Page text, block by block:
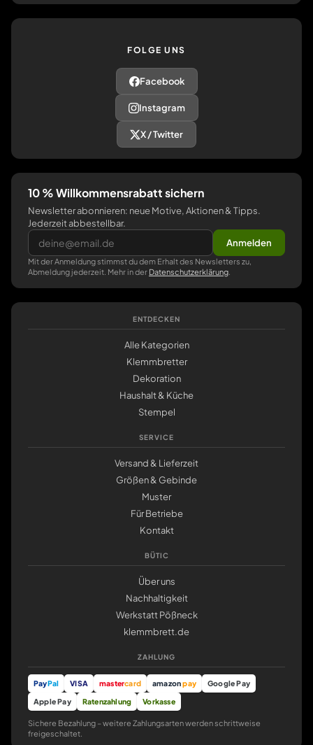
FOLGE UNS
Facebook
Instagram
X / Twitter
10 % Willkommensrabatt sichern
Newsletter abonnieren: neue Motive, Aktionen & Tipps.
Jederzeit abbestellbar.
Anmelden
Mit der Anmeldung stimmst du dem Erhalt des Newsletters zu,
Abmeldung jederzeit. Mehr in der Datenschutzerklärung
ENTDECKEN
Alle Kategorien
Klemmbretter
Dekoration
Haushalt & Küche
Stempel
SERVICE
Versand & Lieferzeit
Größen & Gebinde
Muster
Für Betriebe
Kontakt
BÜTIC
Über uns
Nachhaltigkeit
Werkstatt Pößneck
klemmbrett.de
ZAHLUNG
PayPal VISA mastercard amazonpay
Google Pay
Apple Pay
Ratenzahlung Vorkasse
Sichere Bezahlung – weitere Zahlungsarten werden schrittweise
freigeschaltet.